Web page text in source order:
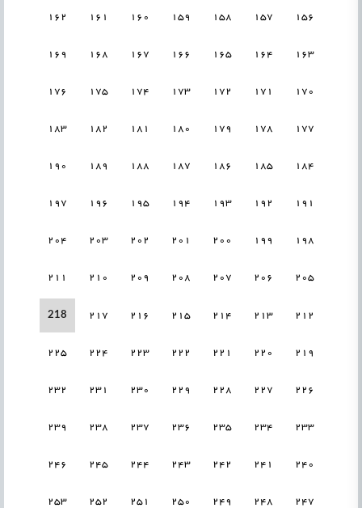
156
157
158
159
160
161
162
163
164
165
166
167
168
169
170
171
172
173
174
175
176
177
178
179
180
181
182
183
184
185
186
187
188
189
190
191
192
193
194
195
196
197
198
199
200
201
202
203
204
205
206
207
208
209
210
211
212
213
214
215
216
217
218
219
220
221
222
223
224
225
226
227
228
229
230
231
232
233
234
235
236
237
238
239
240
241
242
243
244
245
246
247
248
249
250
251
252
253